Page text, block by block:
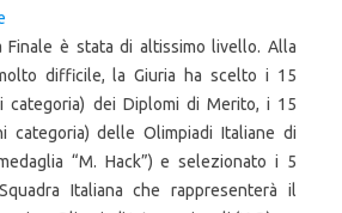
Finale è stata di altissimo livello. Alla
difficile, la Giuria ha scelto i 15
categoria) dei Diplomi di Merito, i 15
categoria) delle Olimpiadi Italiane di
“M. Hack”) e selezionato i 5
Italiana che rappresenterà il